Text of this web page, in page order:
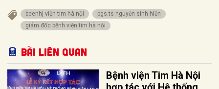
beenhj viện tim hà nội
pgs.ts nguyễn sinh hiền
giám đốc bệnh viện tim hà nội
Bài liên quan
Bệnh viện Tim Hà Nội